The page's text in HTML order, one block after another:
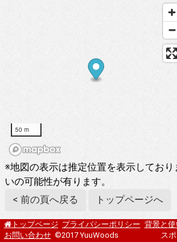
50 m
※地図の表示は推定位置を表示してお
いの可能性が有ります。
< 前の頁へ戻る
トップページへ
トップページ プライバシーポリシー 背景と
お問い合わせ ©2017 YuuWoods ス